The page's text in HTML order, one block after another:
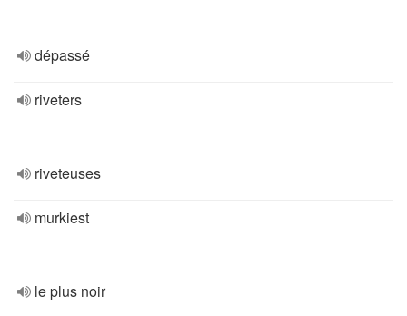
dépassé
riveters
riveteuses
murkiest
le plus noir